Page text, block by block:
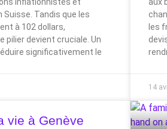
Tandis que les
à 102 dollars,
pilier devient cruciale. Un
significativement le
les
14
vie à Genève